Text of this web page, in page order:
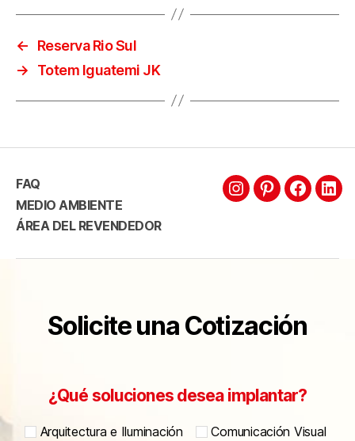
←
Reserva Rio Sul
→
Totem Iguatemi JK
FAQ
MEDIO AMBIENTE
ÁREA DEL REVENDEDOR
Solicite una Cotización
¿Qué soluciones desea implantar?
Arquitectura e Iluminación
Comunicación Visual